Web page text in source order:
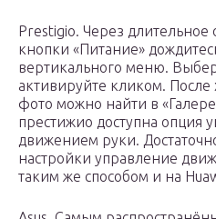
Prestigio. Через длительное
кнопки «Питание»
вертикального меню.
активируйте кликом. После
фото можно найти в
престижио доступна опция
движением руки.
настройки управление
таким же способом и на